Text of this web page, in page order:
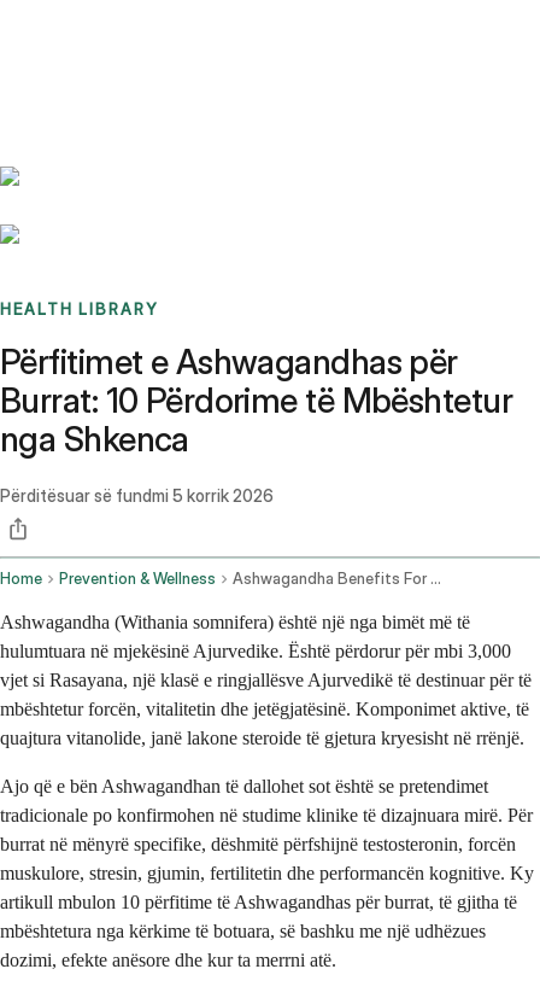
HEALTH LIBRARY
Përfitimet e Ashwagandhas për
Burrat: 10 Përdorime të Mbështetur
nga Shkenca
Përditësuar së fundmi 5 korrik 2026
Home Prevention & Wellness Ashwagandha Benefits For Men 10 Science Backed Uses
Ashwagandha (Withania somnifera) është një nga bimët më të
hulumtuara në mjekësinë Ajurvedike. Është përdorur për mbi 3,000
vjet si Rasayana, një klasë e ringjallësve Ajurvedikë të destinuar për të
mbështetur forcën, vitalitetin dhe jetëgjatësinë. Komponimet aktive, të
quajtura vitanolide, janë lakone steroide të gjetura kryesisht në rrënjë.
Ajo që e bën Ashwagandhan të dallohet sot është se pretendimet
tradicionale po konfirmohen në studime klinike të dizajnuara mirë. Për
burrat në mënyrë specifike, dëshmitë përfshijnë testosteronin, forcën
muskulore, stresin, gjumin, fertilitetin dhe performancën kognitive. Ky
artikull mbulon 10 përfitime të Ashwagandhas për burrat, të gjitha të
mbështetura nga kërkime të botuara, së bashku me një udhëzues
dozimi, efekte anësore dhe kur ta merrni atë.